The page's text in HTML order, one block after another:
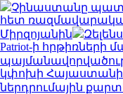
Չինաստանը
հետ ռազմավարական
Միրզոյանին
Patriot-ի
կփոխի Հայաստանի
ներդրումային